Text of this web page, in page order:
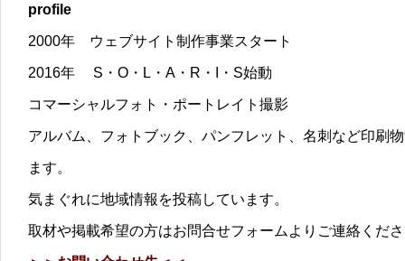
profile
2000年 ウェブサイト制作事業スタート
2016年 S・O・L・A・R・I・S始動
コマーシャルフォト・ポートレイト撮影
アルバム、フォトブック、パンフレット、名刺など印刷
ます。
気まぐれに地域情報を投稿しています。
取材や掲載希望の方はお問合せフォームよりご連絡くだ